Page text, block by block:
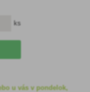
ks
u vás v pondelok,